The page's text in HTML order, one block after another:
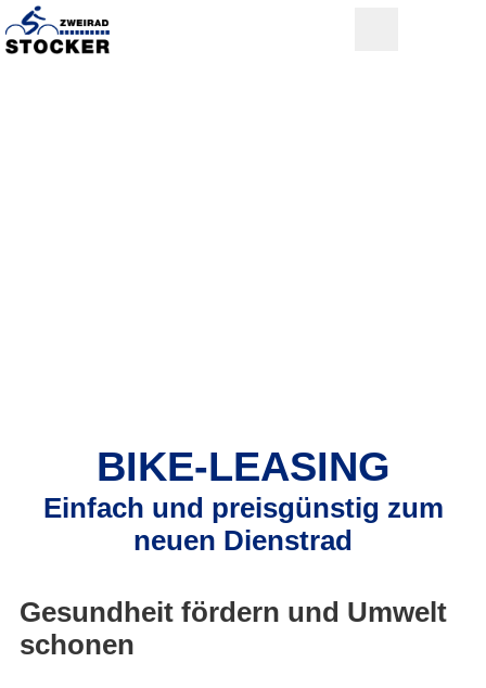
BIKE-LEASING
Einfach und preisgünstig zum
neuen Dienstrad
Gesundheit fördern und Umwelt
schonen